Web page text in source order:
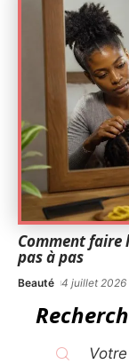
Comment faire
pas à pas
Beauté 4 juillet 2026